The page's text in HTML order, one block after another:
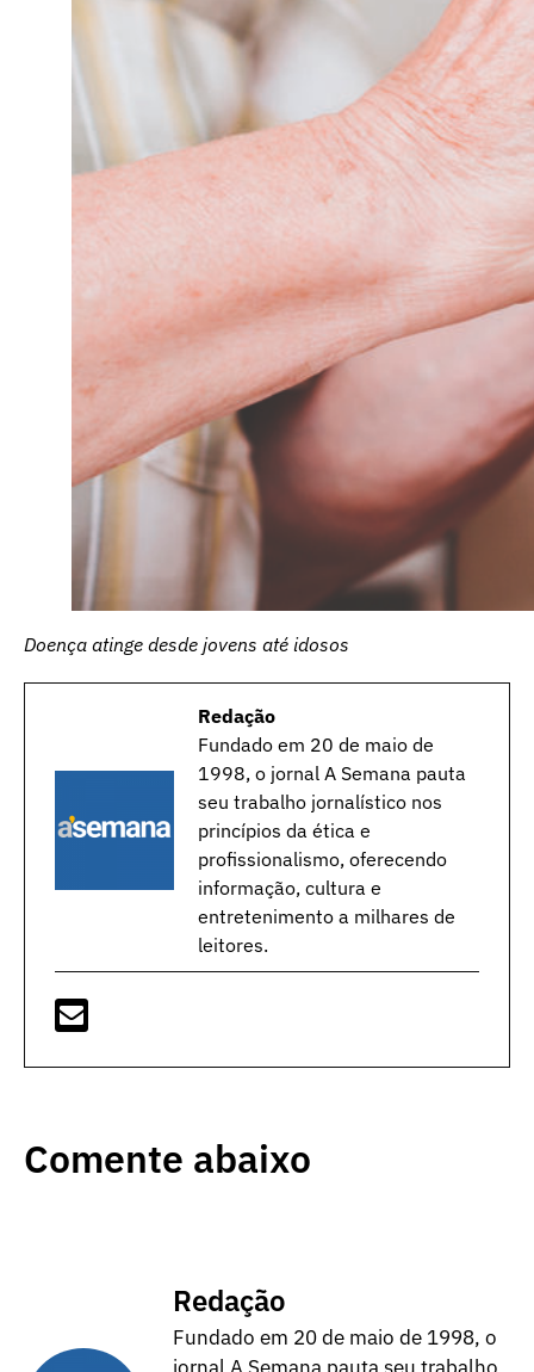
Doença atinge desde jovens até idosos
Redação
Fundado em 20 de maio de
1998, o jornal A Semana pauta
seu trabalho jornalístico nos
princípios da ética e
profissionalismo, oferecendo
informação, cultura e
entretenimento a milhares de
leitores.
Comente abaixo
Redação
Fundado em 20 de maio de 1998, o